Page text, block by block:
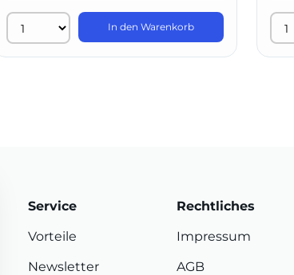
In den Warenkorb
Service
Vorteile
Newsletter
Rechtliches
Impressum
AGB